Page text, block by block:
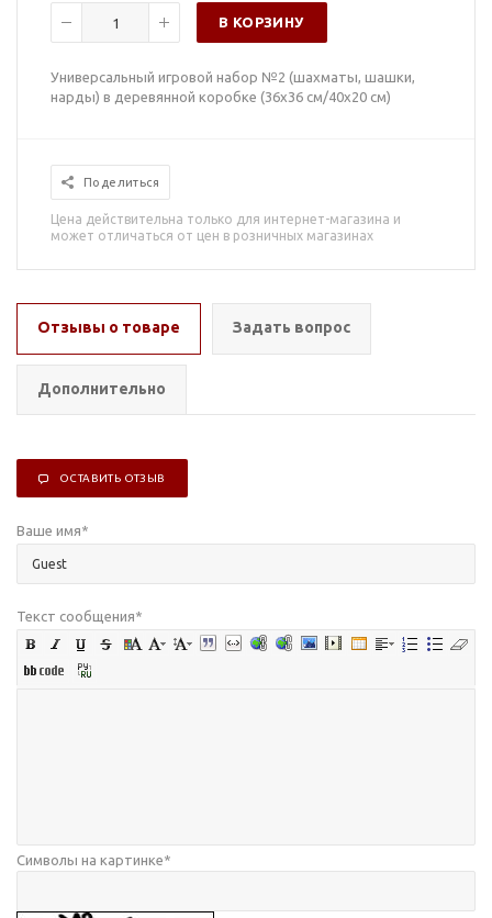
В КОРЗИНУ
Универсальный игровой набор №2 (шахматы, шашки,
нарды) в деревянной коробке (36х36 см/40x20 см)
Поделиться
Цена действительна только для интернет-магазина и
может отличаться от цен в розничных магазинах
Отзывы о товаре Задать вопрос
Дополнительно
ОСТАВИТЬ ОТЗЫВ
Ваше имя*
Текст сообщения*
Символы на картинке*